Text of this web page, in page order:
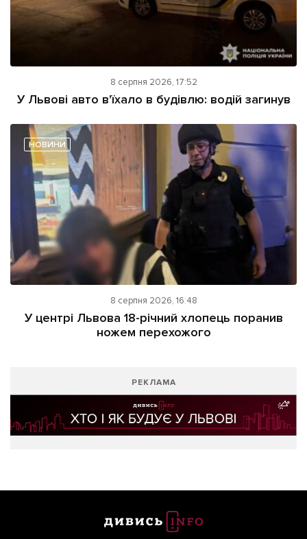
8 серпня 2026, 17:52
У Львові авто в'їхало в будівлю: водій загинув
НОВИНИ
8 серпня 2026, 16:48
У центрі Львова 18-річний хлопець поранив
ножем перехожого
РЕКЛАМА